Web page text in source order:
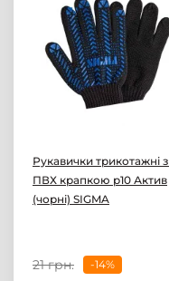
Рукавички трикотажні з
ПВХ крапкою р10 Актив
(чорні) SIGMA
21 грн. -14%